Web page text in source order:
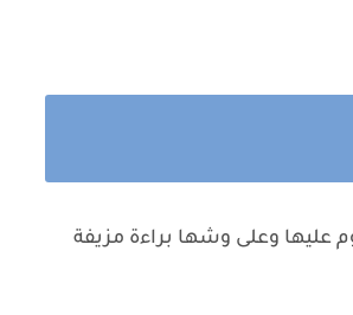
وعلى وشها براءة مزيفة